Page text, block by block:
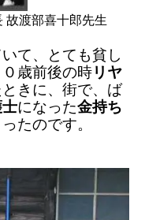
故渡部喜十郎先生
て、
とても貧し
０歳前後の時リヤ
きに、 街で、ば
になった金持ち
たのです。